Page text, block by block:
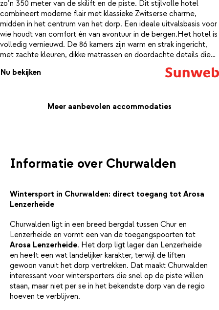
zo’n 350 meter van de skilift en de piste. Dit stijlvolle hotel
combineert moderne flair met klassieke Zwitserse charme,
midden in het centrum van het dorp. Een ideale uitvalsbasis voor
wie houdt van comfort én van avontuur in de bergen.Het hotel is
volledig vernieuwd. De 86 kamers zijn warm en strak ingericht,
met zachte kleuren, dikke matrassen en doordachte details die
zorgen voor rust en comfort. Je merkt meteen: hier draait alles
om ontspannen en opladen. In de ochtend stroomt het licht naar
thuiskomen in de uitgebreide wellness. Warm op in de sauna,
op je wachten.Churwalden ligt in het hart van Graubünden, vlak
bij bekende skigebieden als Lenzerheide. Vanuit het hotel wandel
ligging aan een hoofdweg zorgt voor een vlotte bereikbaarheid.
En na een dag in de frisse berglucht voelt het als thuiskomen in
Hotel Krone.
Nu bekijken
Meer aanbevolen accommodaties
Informatie over Churwalden
Wintersport in Churwalden: direct toegang tot Arosa
Lenzerheide
Churwalden ligt in een breed bergdal tussen Chur en
Lenzerheide en vormt een van de toegangspoorten tot
Arosa Lenzerheide. Het dorp ligt lager dan Lenzerheide
en heeft een wat landelijker karakter, terwijl de liften
gewoon vanuit het dorp vertrekken. Dat maakt Churwalden
interessant voor wintersporters die snel op de piste willen
staan, maar niet per se in het bekendste dorp van de regio
hoeven te verblijven.